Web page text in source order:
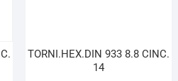
TORNI.HEX.DIN 933 8.8 CINC.
14